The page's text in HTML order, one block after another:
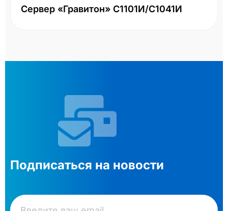
Сервер «Гравитон» С1101И/С1041И
Подписаться на новости